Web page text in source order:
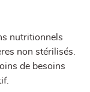
nutritionnels
non stérilisés.
de besoins